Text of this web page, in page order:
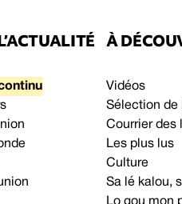
À
Vidéos
Sélection de
Courrier des
Les plus lus
Culture
Sa lé kalou,
Lo gou mon